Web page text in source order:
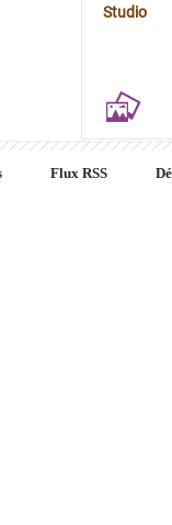
Studio
Flux RSS